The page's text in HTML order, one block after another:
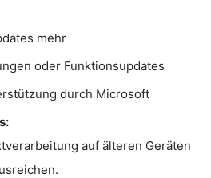
mehr
oder Funktionsupdates
durch Microsoft
auf älteren Geräten